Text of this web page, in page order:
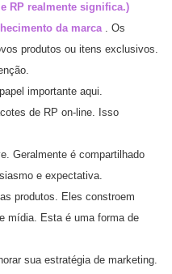
RP realmente significa.)
da marca. Os
produtos ou itens exclusivos.
importante aqui.
de RP on-line. Isso
Geralmente é compartilhado
e expectativa.
produtos. Eles constroem
mídia. Esta é uma forma de
sua estratégia de marketing.